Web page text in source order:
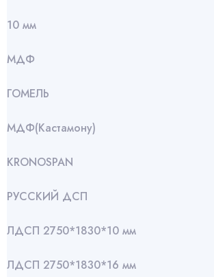
10 мм
МДФ
ГОМЕЛЬ
МДФ(Кастамону)
KRONOSPAN
РУССКИЙ ДСП
ЛДСП 2750*1830*10 мм
ЛДСП 2750*1830*16 мм